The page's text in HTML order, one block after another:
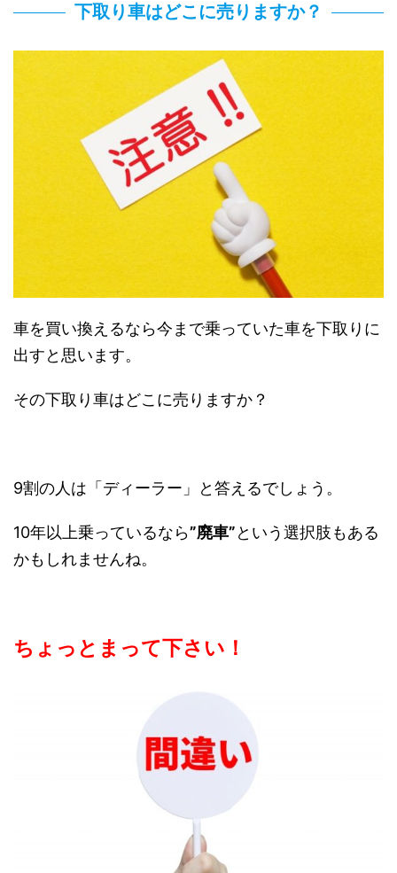
下取り車はどこに売りますか？
車を買い換えるなら今まで乗っていた車を下取りに
出すと思います。
その下取り車はどこに売りますか？
9割の人は「ディーラー」と答えるでしょう。
10年以上乗っているなら”廃車”という選択肢もある
かもしれませんね。
ちょっとまって下さい！